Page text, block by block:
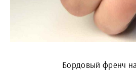
Бордовый френч